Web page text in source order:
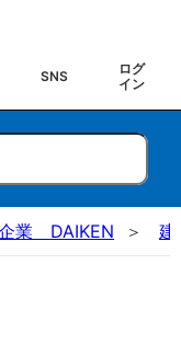
SNS
ログ
イン
企業 DAIKEN 建